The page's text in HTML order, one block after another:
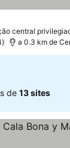
central
a 0.3 km de
de 13 sites